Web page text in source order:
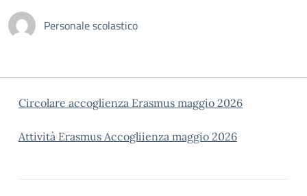
Personale scolastico
Circolare accoglienza Erasmus maggio 2026
Attività Erasmus Accogliienza maggio 2026